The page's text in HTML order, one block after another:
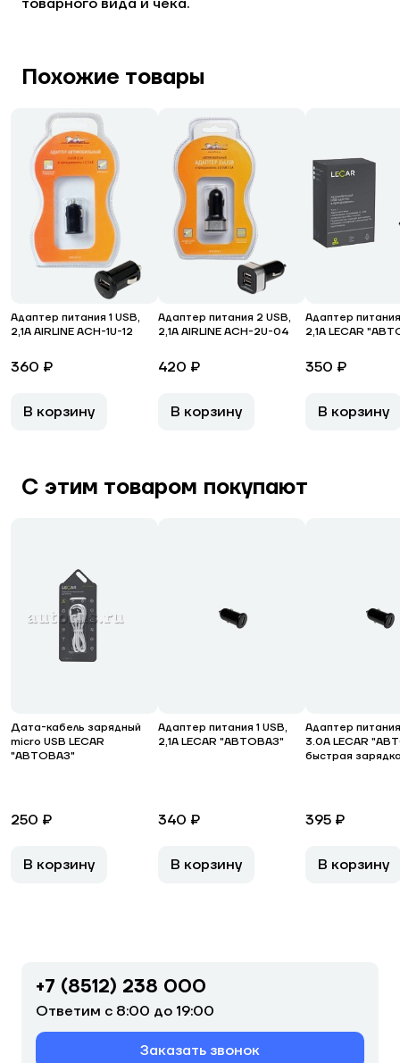
товарного вида и чека.
Похожие товары
Адаптер питания 1 USB,
2,1А AIRLINE ACH-1U-12
360 ₽
В корзину
Адаптер питания 2 USB,
2,1А AIRLINE ACH-2U-04
420 ₽
В корзину
Адаптер
2,1А LECAR
350 ₽
В корзину
С этим товаром покупают
Дата-кабель зарядный
micro USB LECAR
"АВТОВАЗ"
250 ₽
В корзину
Адаптер питания 1 USB,
2,1А LECAR "АВТОВАЗ"
340 ₽
В корзину
Адаптер питания
3.0А LECAR
быстрая
395 ₽
В корзину
+7 (8512) 238 000
Ответим с 8:00 до 19:00
Заказать звонок